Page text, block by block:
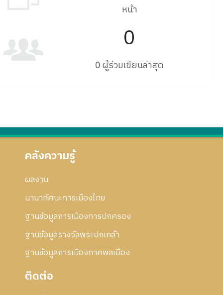
หน้า
0
0 ผู้ร่วมเขียนล่าสุด
คลังความรู้
ผลงาน
นานาทัศนะการเมืองไทย
ฐานข้อมูลการเมืองการปกครอง
ฐานข้อมูลรางวัลพระปกเกล้า
ฐานข้อมูลการเมืองภาคพลเมือง
ติดต่อ